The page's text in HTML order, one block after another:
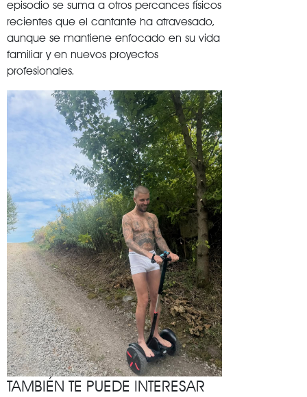
episodio se suma a otros percances físicos
recientes que el cantante ha atravesado,
aunque se mantiene enfocado en su vida
familiar y en nuevos proyectos
profesionales.
TAMBIÉN TE PUEDE INTERESAR